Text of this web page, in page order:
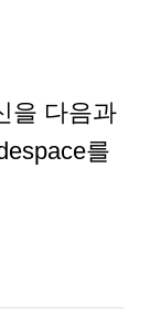
을 다음과
를